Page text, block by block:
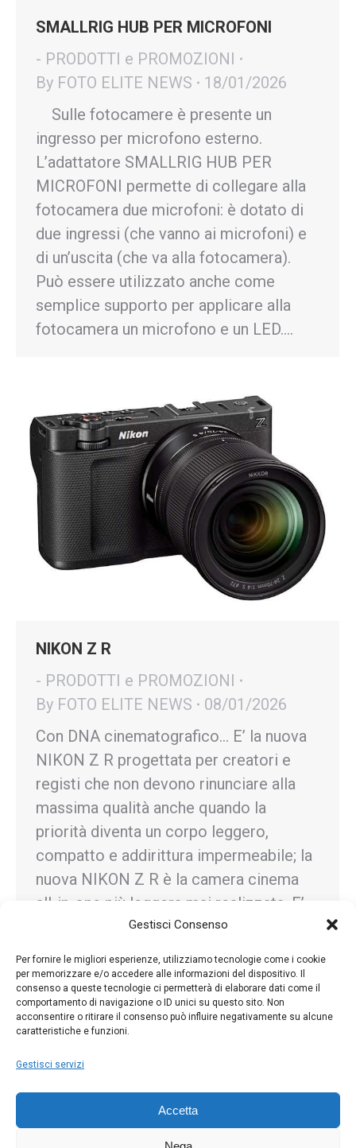
Gestisci Consenso
Per fornire le migliori esperienze, utilizziamo tecnologie come i cookie
per memorizzare e/o accedere alle informazioni del dispositivo. Il
consenso a queste tecnologie ci permetterà di elaborare dati come il
comportamento di navigazione o ID unici su questo sito. Non
acconsentire o ritirare il consenso può influire negativamente su alcune
caratteristiche e funzioni.
Gestisci servizi
Accetta
SMALLRIG HUB PER MICROFONI
- PRODOTTI e PROMOZIONI
By FOTO ELITE NEWS
18/01/2026
Sulle fotocamere è presente un
ingresso per microfono esterno.
L’adattatore SMALLRIG HUB PER
MICROFONI permette di collegare alla
fotocamera due microfoni: è dotato di
due ingressi (che vanno ai microfoni) e
di un’uscita (che va alla fotocamera).
Può essere utilizzato anche come
semplice supporto per applicare alla
fotocamera un microfono e un LED.…
NIKON Z R
- PRODOTTI e PROMOZIONI
By FOTO ELITE NEWS
08/01/2026
Con DNA cinematografico… E’ la nuova
NIKON Z R progettata per creatori e
registi che non devono rinunciare alla
massima qualità anche quando la
priorità diventa un corpo leggero,
compatto e addirittura impermeabile; la
nuova NIKON Z R è la camera cinema
all-in-one più leggera mai realizzata. E’
perfettamente integrata nel sistema
fotografico NIKON Z…
← 1 …